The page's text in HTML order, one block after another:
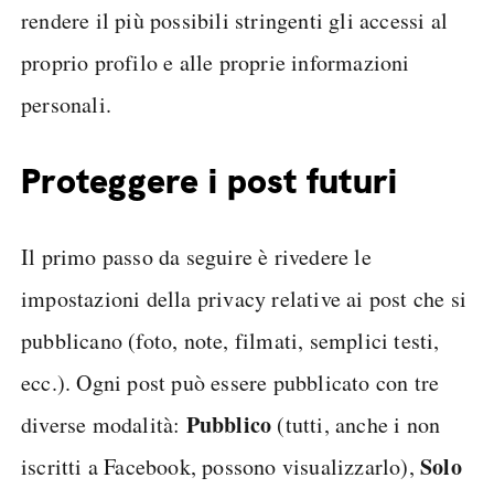
rendere il più possibili stringenti gli accessi al
proprio profilo e alle proprie informazioni
personali.
Proteggere i post futuri
Il primo passo da seguire è rivedere le
impostazioni della privacy relative ai post che si
pubblicano (foto, note, filmati, semplici testi,
ecc.). Ogni post può essere pubblicato con tre
diverse modalità: Pubblico (tutti, anche i non
iscritti a Facebook, possono visualizzarlo),Solo